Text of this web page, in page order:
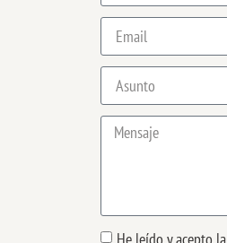
He leído y acepto la